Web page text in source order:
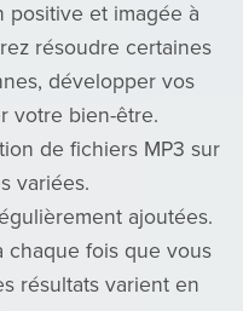
positive et imagée à
résoudre certaines
développer vos
votre bien-être.
de fichiers MP3 sur
variées.
ajoutées.
chaque fois que vous
résultats varient en